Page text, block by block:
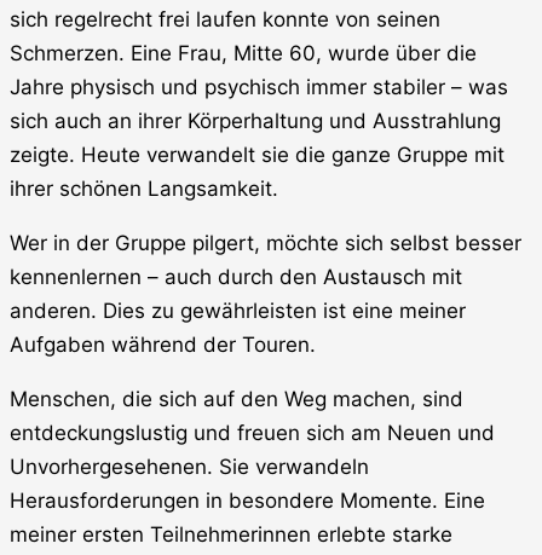
sich regelrecht frei laufen konnte von seinen
Schmerzen. Eine Frau, Mitte 60, wurde über die
Jahre physisch und psychisch immer stabiler – was
sich auch an ihrer Körperhaltung und Ausstrahlung
zeigte. Heute verwandelt sie die ganze Gruppe mit
ihrer schönen Langsamkeit.
Wer in der Gruppe pilgert, möchte sich selbst besser
kennenlernen – auch durch den Austausch mit
anderen. Dies zu gewährleisten ist eine meiner
Aufgaben während der Touren.
Menschen, die sich auf den Weg machen, sind
entdeckungslustig und freuen sich am Neuen und
Unvorhergesehenen. Sie verwandeln
Herausforderungen in besondere Momente. Eine
meiner ersten Teilnehmerinnen erlebte starke